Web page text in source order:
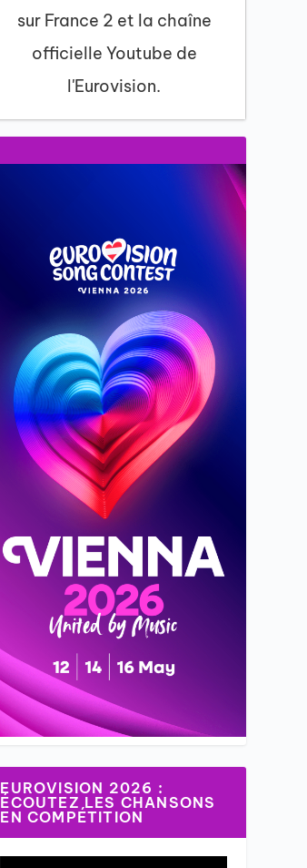
sur France 2 et la chaîne
officielle Youtube de
l'Eurovision.
EUROVISION 2026 :
ÉCOUTEZ LES CHANSONS
EN COMPÉTITION